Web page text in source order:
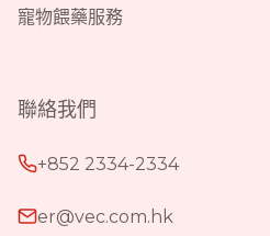
寵物餵藥服務
聯絡我們
+852 2334-2334
er@vec.com.hk